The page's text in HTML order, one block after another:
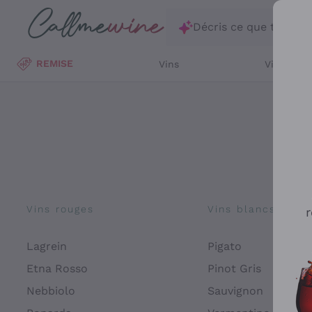
Passer au contenu principal
Décris ce que tu
REMISE Vins Vins
Vins rouges
Lagrein
Etna Rosso
Nebbiolo
Vins blancs
Pigato
Pinot Gris
Sauvignon